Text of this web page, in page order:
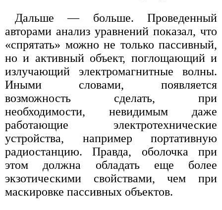
Дальше — больше. Проведенный
авторами анализ уравнений показал, что
«спрятать» можно не только пассивный,
но и активный объект, поглощающий и
излучающий электромагнитные волны.
Иными словами, появляется
возможность сделать, при
необходимости, невидимым даже
работающие электротехнические
устройства, например портативную
радиостанцию. Правда, оболочка при
этом должна обладать еще более
экзотическими свойствами, чем при
маскировке пассивных объектов.